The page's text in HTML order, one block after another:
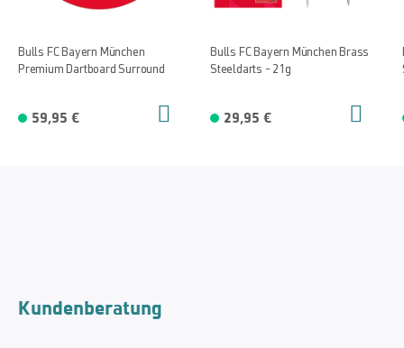
Bulls FC Bayern München
Premium Dartboard Surround
59,95 €
Bulls FC Bayern München Brass
Steeldarts - 21g
29,95 €
Kundenberatung